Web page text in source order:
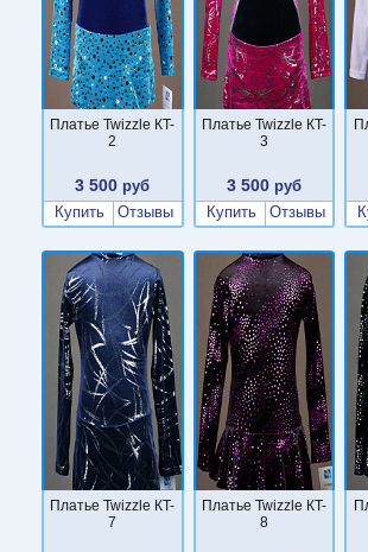
Платье Twizzle КT-
2
3 500 руб
Купить
Отзывы
Платье Twizzle КT-
3
3 500 руб
Купить
Отзывы
Платье Twizzle КT-
7
Платье Twizzle КT-
8